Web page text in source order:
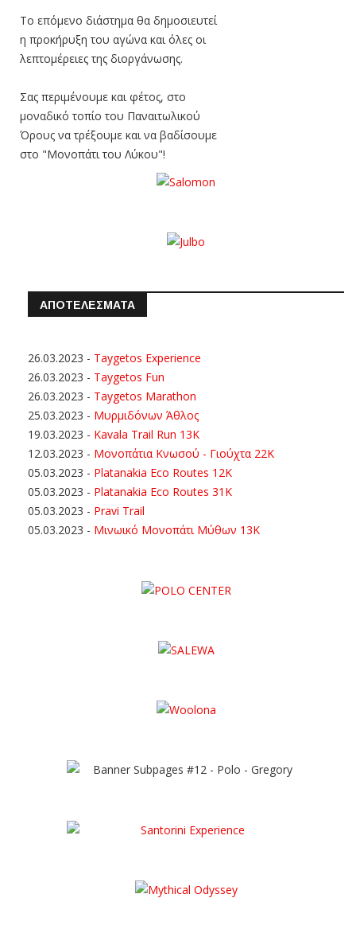
Το επόμενο διάστημα θα δημοσιευτεί
η προκήρυξη του αγώνα και όλες οι
λεπτομέρειες της διοργάνωσης.
Σας περιμένουμε και φέτος, στο
μοναδικό τοπίο του Παναιτωλικού
Όρους να τρέξουμε και να βαδίσουμε
στο "Μονοπάτι του Λύκου"!
ΑΠΟΤΕΛΕΣΜΑΤΑ
26.03.2023 - Taygetos Experience
26.03.2023 - Taygetos Fun
26.03.2023 - Taygetos Marathon
25.03.2023 - Μυρμιδόνων Άθλος
19.03.2023 - Kavala Trail Run 13K
12.03.2023 - Μονοπάτια Κνωσού - Γιούχτα 22Κ
05.03.2023 - Platanakia Eco Routes 12K
05.03.2023 - Platanakia Eco Routes 31K
05.03.2023 - Pravi Trail
05.03.2023 - Μινωικό Μονοπάτι Μύθων 13Κ